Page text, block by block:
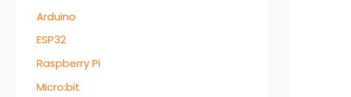
Arduino
ESP32
Raspberry Pi
Micro:bit